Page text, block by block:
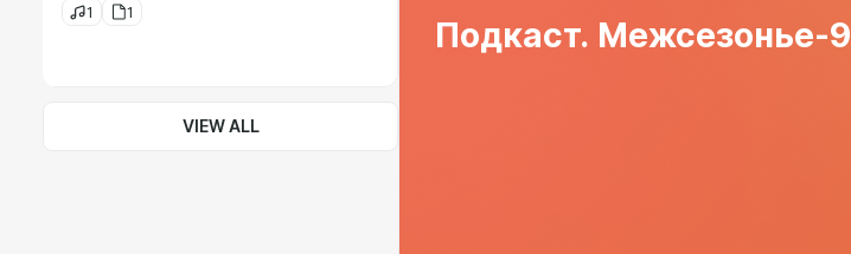
1
1
VIEW ALL
Подкаст. Межсезонье-9